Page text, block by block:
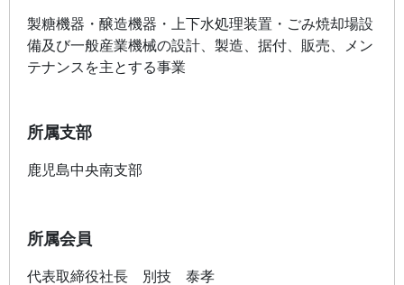
製糖機器・醸造機器・上下水処理装置・ごみ焼却場設
備及び一般産業機械の設計、製造、据付、販売、メン
テナンスを主とする事業
所属支部
鹿児島中央南支部
所属会員
代表取締役社長 別技 泰孝